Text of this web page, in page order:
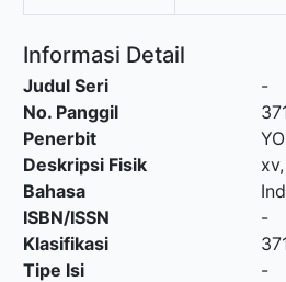
Informasi Detail
Judul Seri
-
No. Panggil
Penerbit
Deskripsi Fisik
Bahasa
ISBN/ISSN
-
Klasifikasi
Tipe Isi
-